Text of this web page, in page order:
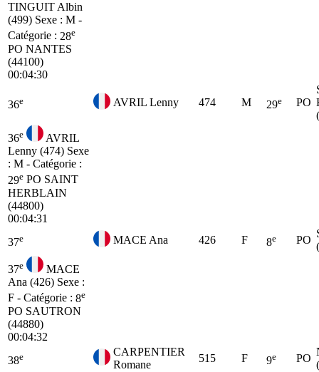
TINGUIT Albin
(499) Sexe : M -
Catégorie : 28e
PO NANTES
(44100)
00:04:30
36e AVRIL Lenny 474 M 29e PO
36e
AVRIL
Lenny (474) Sexe
: M - Catégorie :
29e PO SAINT
HERBLAIN
(44800)
00:04:31
37e MACE Ana 426 F 8e PO
37e
MACE
Ana (426) Sexe :
F - Catégorie : 8e
PO SAUTRON
(44880)
00:04:32
38e
CARPENTIER
Romane
515 F 9e PO